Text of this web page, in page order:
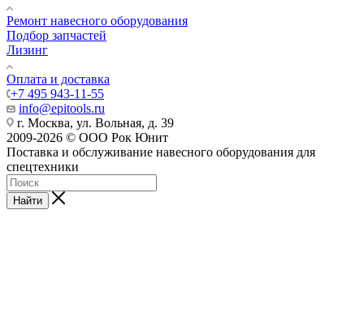
Ремонт навесного оборудования
Подбор запчастей
Лизинг
Оплата и доставка
+7 495 943-11-55
info@epitools.ru
г. Москва, ул. Вольная, д. 39
2009-2026 © ООО Рок Юнит
Поставка и обслуживание навесного оборудования для
спецтехники
Найти